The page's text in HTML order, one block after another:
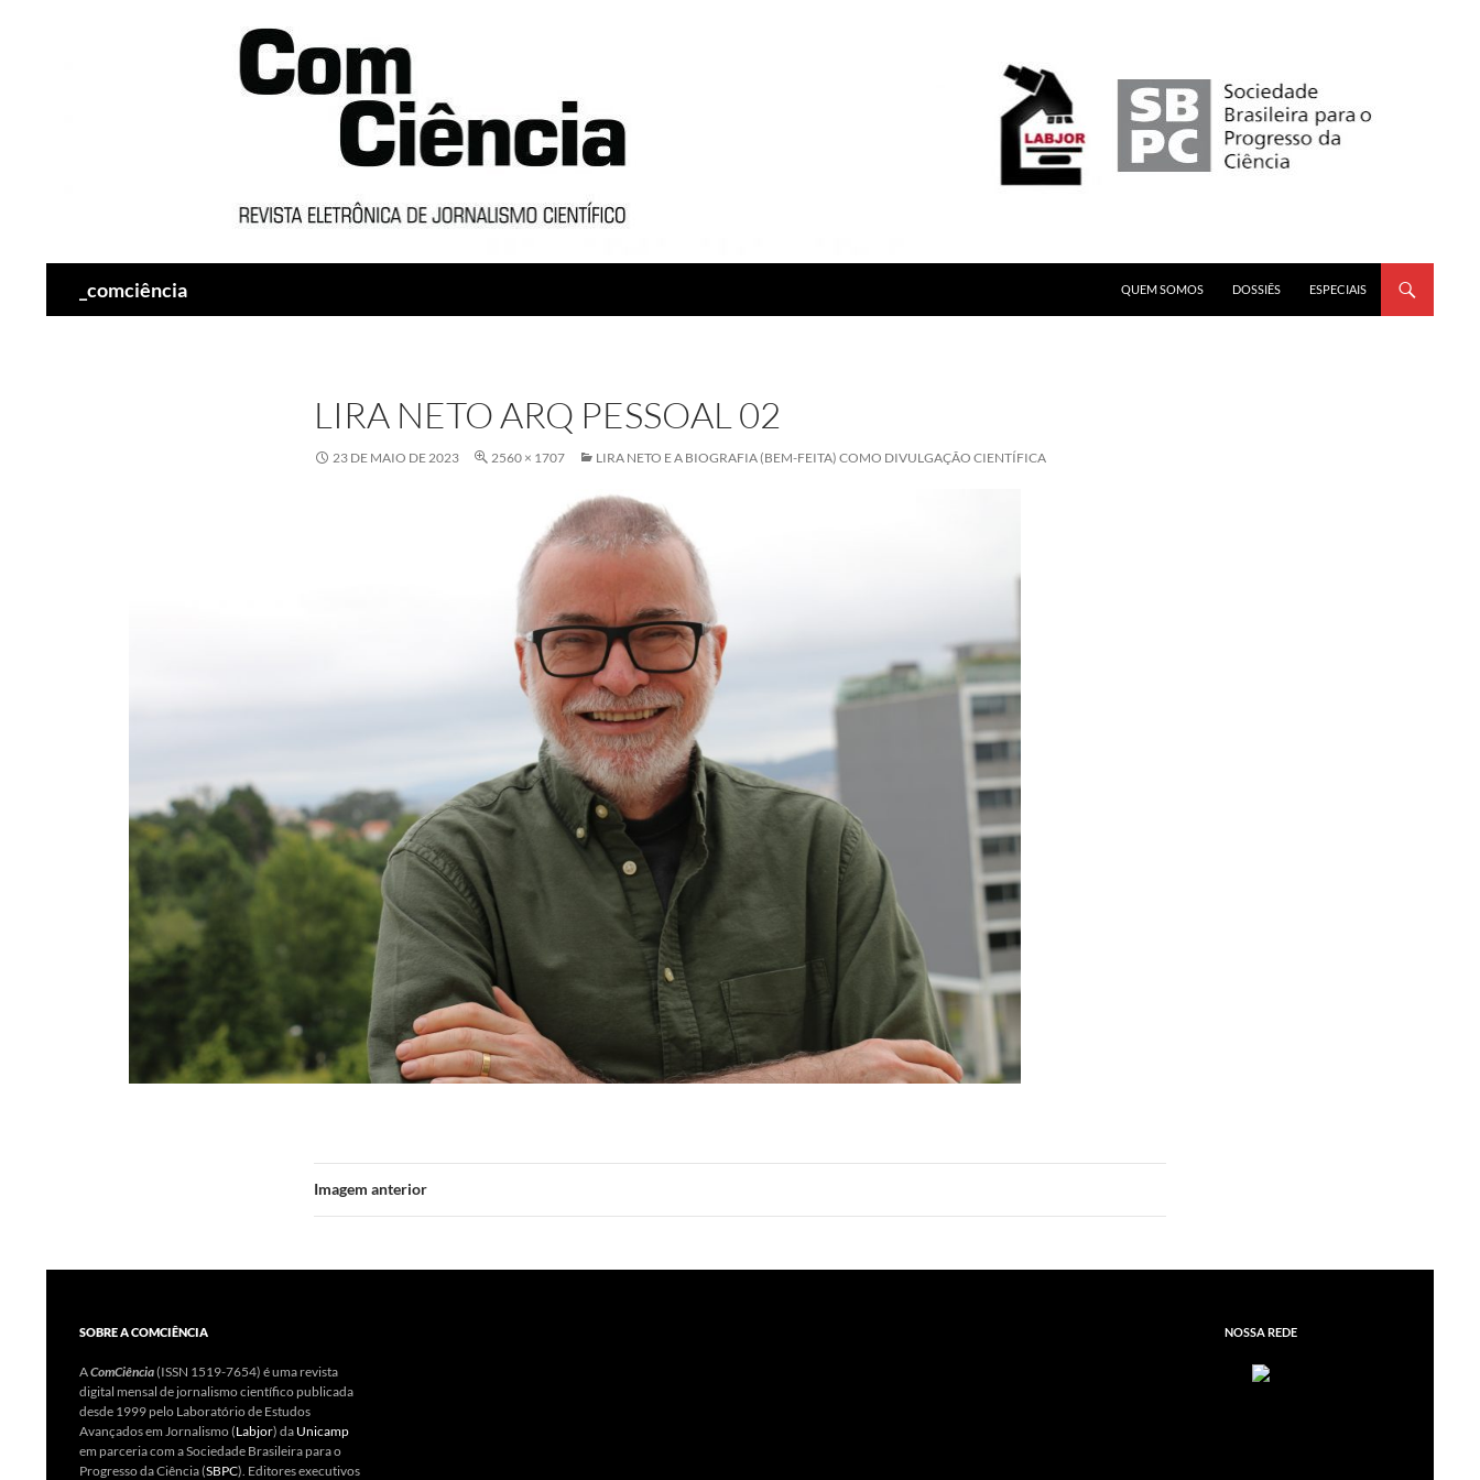
_comciência
QUEM SOMOS
DOSSIÊS ESPECIAIS
LIRA NETO ARQ PESSOAL 02
23 DE MAIO DE 2023 2560 × 1707 LIRA NETO E A BIOGRAFIA (BEM-FEITA) COMO DIVULGAÇÃO CIENTÍFICA
Imagem anterior
SOBRE A COMCIÊNCIA
AComCiência(ISSN 1519-7654) é uma revista
digital mensal de jornalismo científico publicada
desde 1999 pelo Laboratório de Estudos
Avançados em Jornalismo (Labjor) da Unicamp
em parceria com a Sociedade Brasileira para o
Progresso da Ciência (SBPC). Editores executivos
NOSSA REDE